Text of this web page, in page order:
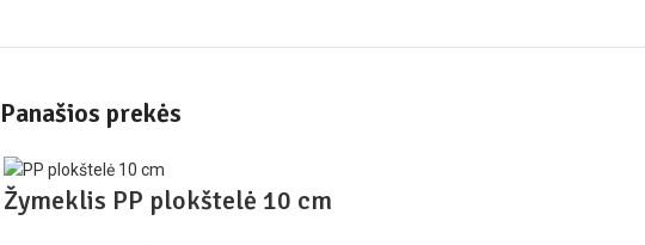
Panašios prekės
Žymeklis PP plokštelė 10 cm